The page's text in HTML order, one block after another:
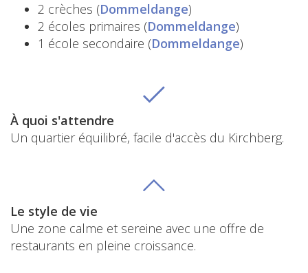
2 crèches (Dommeldange)
2 écoles primaires (Dommeldange)
1 école secondaire (Dommeldange)
À quoi s'attendre
Un quartier équilibré, facile d'accès du Kirchberg.
Le style de vie
Une zone calme et sereine avec une offre de
restaurants en pleine croissance.